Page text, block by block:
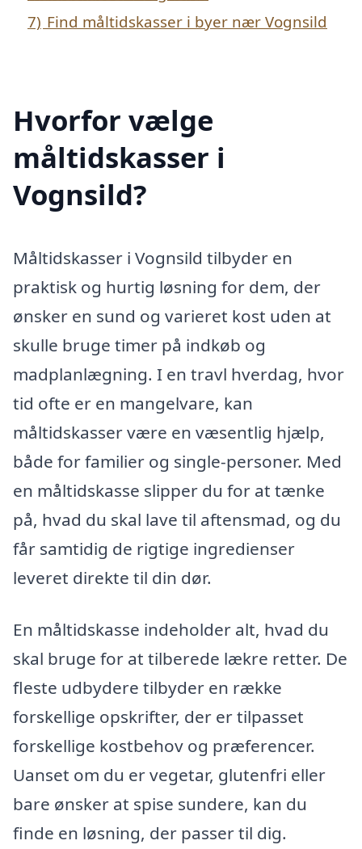
7) Find måltidskasser i byer nær Vognsild
Hvorfor vælge
måltidskasser i
Vognsild?
Måltidskasser i Vognsild tilbyder en
praktisk og hurtig løsning for dem, der
ønsker en sund og varieret kost uden at
skulle bruge timer på indkøb og
madplanlægning. I en travl hverdag, hvor
tid ofte er en mangelvare, kan
måltidskasser være en væsentlig hjælp,
både for familier og single-personer. Med
en måltidskasse slipper du for at tænke
på, hvad du skal lave til aftensmad, og du
får samtidig de rigtige ingredienser
leveret direkte til din dør.
En måltidskasse indeholder alt, hvad du
skal bruge for at tilberede lækre retter. De
fleste udbydere tilbyder en række
forskellige opskrifter, der er tilpasset
forskellige kostbehov og præferencer.
Uanset om du er vegetar, glutenfri eller
bare ønsker at spise sundere, kan du
finde en løsning, der passer til dig.